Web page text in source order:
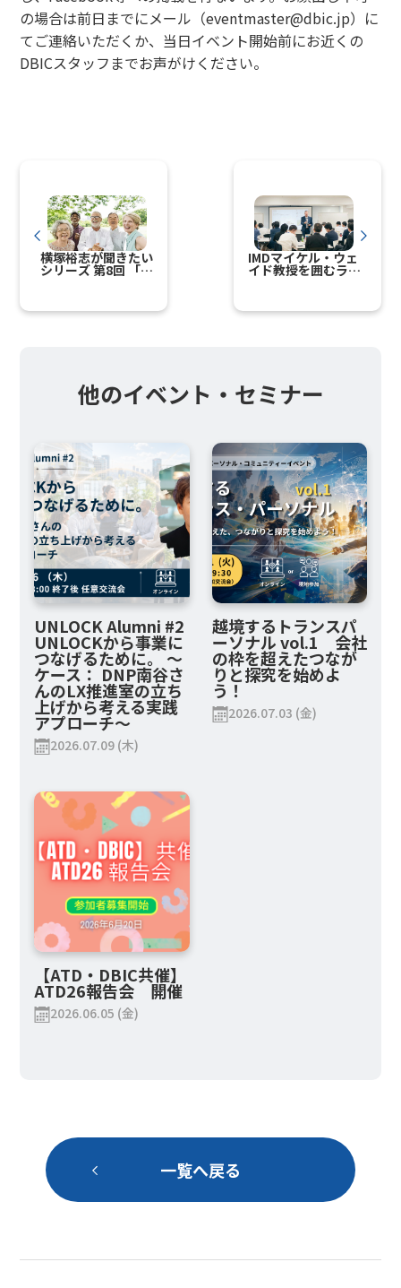
の場合は前日までにメール（eventmaster@dbic.jp）に
てご連絡いただくか、当日イベント開始前にお近くの
DBICスタッフまでお声がけください。
横塚裕志が聞きたい
シリーズ 第8回 「人
生100歳時代のシニ
ネスのあり方」
IMDマイケル・ウェ
イド教授を囲むラウ
ンドテーブル
他のイベント・セミナー
UNLOCK Alumni #2
UNLOCKから事業に
つなげるために。 ～
ケース： DNP南谷さ
んのLX推進室の立ち
上げから考える実践
アプローチ～
2026.07.09 (木)
越境するトランスパ
ーソナル vol.1 会社
の枠を超えたつなが
りと探究を始めよ
う！
2026.07.03 (金)
【ATD・DBIC共催】
ATD26報告会 開催
2026.06.05 (金)
一覧へ戻る